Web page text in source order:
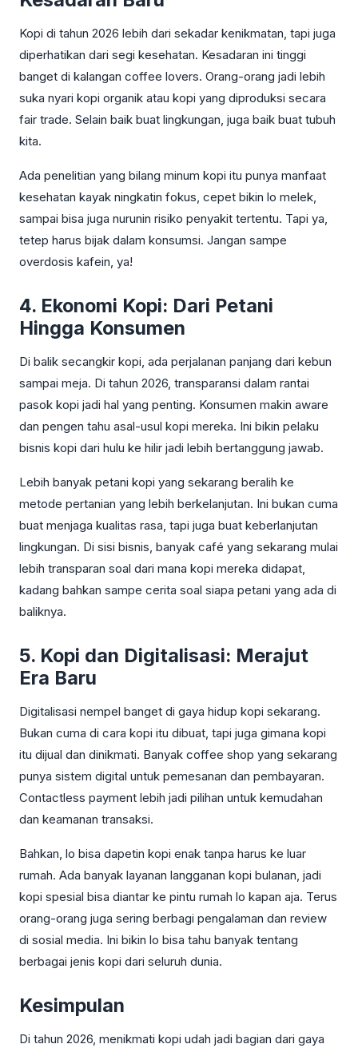
Kopi di tahun 2026 lebih dari sekadar kenikmatan, tapi juga
diperhatikan dari segi kesehatan. Kesadaran ini tinggi
banget di kalangan coffee lovers. Orang-orang jadi lebih
suka nyari kopi organik atau kopi yang diproduksi secara
fair trade. Selain baik buat lingkungan, juga baik buat tubuh
kita.
Ada penelitian yang bilang minum kopi itu punya manfaat
kesehatan kayak ningkatin fokus, cepet bikin lo melek,
sampai bisa juga nurunin risiko penyakit tertentu. Tapi ya,
tetep harus bijak dalam konsumsi. Jangan sampe
overdosis kafein, ya!
4. Ekonomi Kopi: Dari Petani
Hingga Konsumen
Di balik secangkir kopi, ada perjalanan panjang dari kebun
sampai meja. Di tahun 2026, transparansi dalam rantai
pasok kopi jadi hal yang penting. Konsumen makin aware
dan pengen tahu asal-usul kopi mereka. Ini bikin pelaku
bisnis kopi dari hulu ke hilir jadi lebih bertanggung jawab.
Lebih banyak petani kopi yang sekarang beralih ke
metode pertanian yang lebih berkelanjutan. Ini bukan cuma
buat menjaga kualitas rasa, tapi juga buat keberlanjutan
lingkungan. Di sisi bisnis, banyak café yang sekarang mulai
lebih transparan soal dari mana kopi mereka didapat,
kadang bahkan sampe cerita soal siapa petani yang ada di
baliknya.
5. Kopi dan Digitalisasi: Merajut
Era Baru
Digitalisasi nempel banget di gaya hidup kopi sekarang.
Bukan cuma di cara kopi itu dibuat, tapi juga gimana kopi
itu dijual dan dinikmati. Banyak coffee shop yang sekarang
punya sistem digital untuk pemesanan dan pembayaran.
Contactless payment lebih jadi pilihan untuk kemudahan
dan keamanan transaksi.
Bahkan, lo bisa dapetin kopi enak tanpa harus ke luar
rumah. Ada banyak layanan langganan kopi bulanan, jadi
kopi spesial bisa diantar ke pintu rumah lo kapan aja. Terus
orang-orang juga sering berbagi pengalaman dan review
di sosial media. Ini bikin lo bisa tahu banyak tentang
berbagai jenis kopi dari seluruh dunia.
Kesimpulan
Di tahun 2026, menikmati kopi udah jadi bagian dari gaya